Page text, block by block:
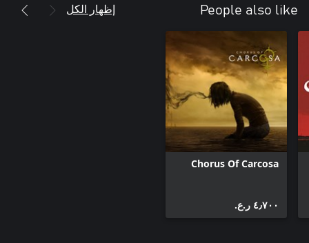
People also like إظهار الكل
Chorus Of Carcosa
٤٫٧٠٠ ر.ع.‏